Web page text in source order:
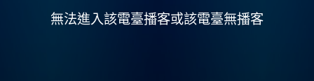
無法進入該電臺播客或該電臺無播客